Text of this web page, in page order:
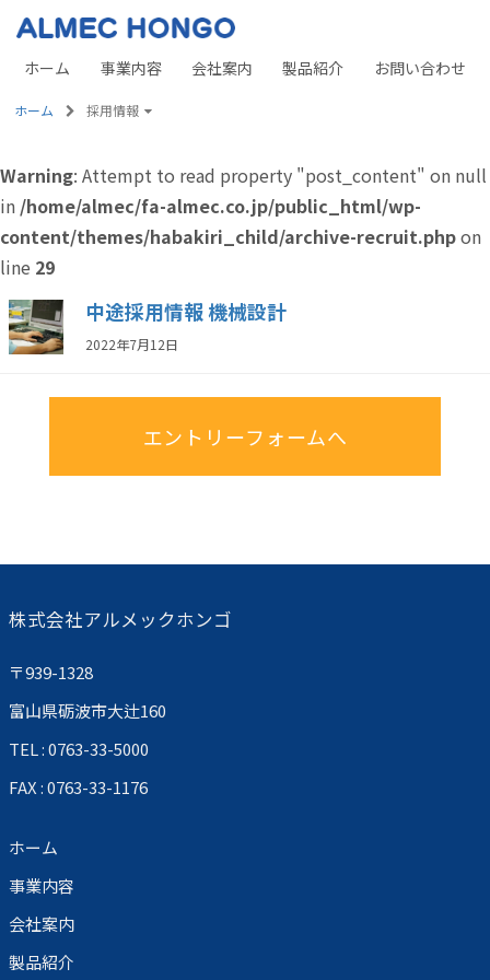
ホーム 事業内容 会社案内 製品紹介 お問い合わせ
ホーム 採用情報
Warning: Attempt to read property "post_content" on null
in /home/almec/fa-almec.co.jp/public_html/wp-
content/themes/habakiri_child/archive-recruit.phpon
line 29
中途採用情報 機械設計
2022年7月12日
エントリーフォームへ
株式会社アルメックホンゴ
〒939-1328
富山県砺波市大辻160
TEL : 0763-33-5000
FAX : 0763-33-1176
ホーム
事業内容
会社案内
製品紹介